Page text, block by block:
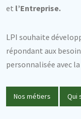
et l’Entreprise.
LPI souhaite
répondant aux
personnalisée avec
Nos métiers Qui